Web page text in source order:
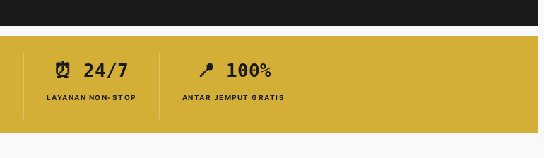
⏰ 24/7
LAYANAN NON-STOP
📍 100%
ANTAR JEMPUT GRATIS